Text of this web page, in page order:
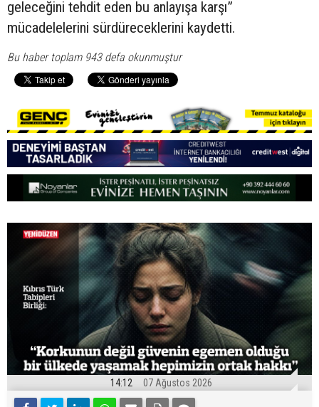
geleceğini tehdit eden bu anlayışa karşı”
mücadelelerini sürdüreceklerini kaydetti.
Bu haber toplam 943 defa okunmuştur
14:12 07 Ağustos 2026